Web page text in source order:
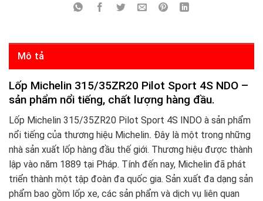
Mô tả
Lốp Michelin 315/35ZR20 Pilot Sport 4S NDO –
sản phẩm nổi tiếng, chất lượng hàng đầu.
Lốp Michelin 315/35ZR20 Pilot Sport 4S lNDO à sản phẩm
nổi tiếng của thương hiệu Michelin. Đây là một trong những
nhà sản xuất lốp hàng đầu thế giới. Thương hiệu được thành
lập vào năm 1889 tại Pháp. Tính đến nay, Michelin đã phát
triển thành một tập đoàn đa quốc gia. Sản xuất đa dạng sản
phẩm bao gồm lốp xe, các sản phẩm và dịch vụ liên quan